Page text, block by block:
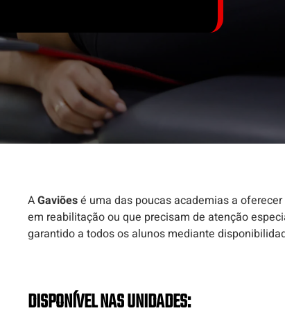
AGaviõesé uma das poucas academias a
em reabilitação ou que precisam de atenção
garantido a todos os alunos mediante
DISPONÍVEL NAS UNIDADES: